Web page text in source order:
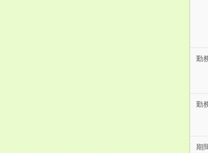
勤
勤
期